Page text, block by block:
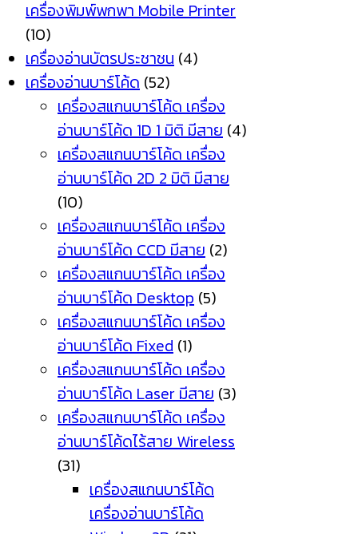
เครื่องพิมพ์พกพา Mobile Printer
(10)
เครื่องอ่านบัตรประชาชน (4)
เครื่องอ่านบาร์โค้ด (52)
เครื่องสแกนบาร์โค้ด เครื่อง
อ่านบาร์โค้ด 1D 1 มิติ มีสาย (4)
เครื่องสแกนบาร์โค้ด เครื่อง
อ่านบาร์โค้ด 2D 2 มิติ มีสาย
(10)
เครื่องสแกนบาร์โค้ด เครื่อง
อ่านบาร์โค้ด CCD มีสาย (2)
เครื่องสแกนบาร์โค้ด เครื่อง
อ่านบาร์โค้ด Desktop (5)
เครื่องสแกนบาร์โค้ด เครื่อง
อ่านบาร์โค้ด Fixed (1)
เครื่องสแกนบาร์โค้ด เครื่อง
อ่านบาร์โค้ด Laser มีสาย (3)
เครื่องสแกนบาร์โค้ด เครื่อง
อ่านบาร์โค้ดไร้สาย Wireless
(31)
เครื่องสแกนบาร์โค้ด
เครื่องอ่านบาร์โค้ด